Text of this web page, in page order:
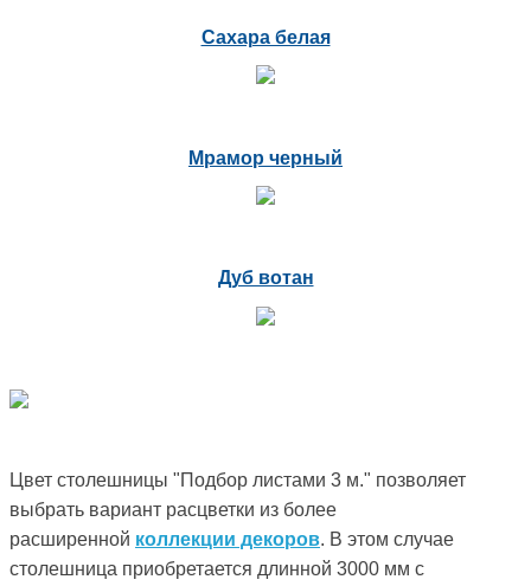
Сахара белая
Мрамор черный
Дуб вотан
Цвет столешницы "Подбор листами 3 м." позволяет
выбрать вариант расцветки из более
расширенной коллекции декоров. В этом случае
столешница приобретается длинной 3000 мм с